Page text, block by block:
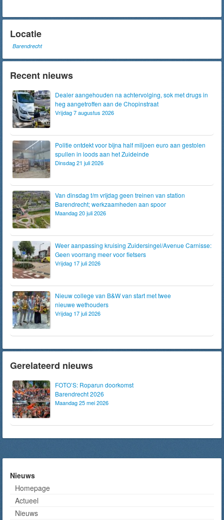
Locatie
Barendrecht
Recent nieuws
Dealer aangehouden na achtervolging, sok met drugs in
heg aangetroffen aan de Chopinstraat
Vrijdag 7 augustus 2026
Politie ontdekt voor bijna half miljoen euro aan gestolen
spullen in loods aan het Zuideinde
Dinsdag 21 juli 2026
Van dinsdag t/m vrijdag geen treinen van station
Barendrecht; werkzaamheden aan spoor
Maandag 20 juli 2026
Weer aanpassing kruising Zuidersingel/Avenue Carnisse:
Geen voorrang meer voor fietsers
Vrijdag 17 juli 2026
Nieuw college van B&W van start met twee
nieuwe wethouders
Vrijdag 17 juli 2026
Gerelateerd nieuws
FOTO’S: Roparun doorkomst
Barendrecht 2026
Maandag 25 mei 2026
Nieuws
Homepage
Actueel
Nieuws